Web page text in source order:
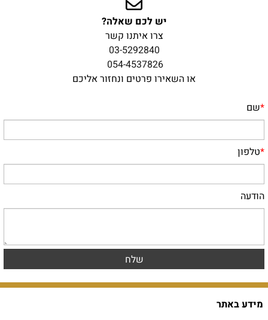
יש לכם שאלה?
צרו איתנו קשר
03-5292840
054-4537826
או השאירו פרטים ונחזור אליכם
*שם
*טלפון
הודעה
מידע באתר